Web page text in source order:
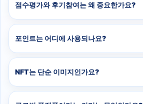
점수평가와 후기참여는 왜 중요한가요?
포인트는 어디에 사용되나요?
NFT는 단순 이미지인가요?